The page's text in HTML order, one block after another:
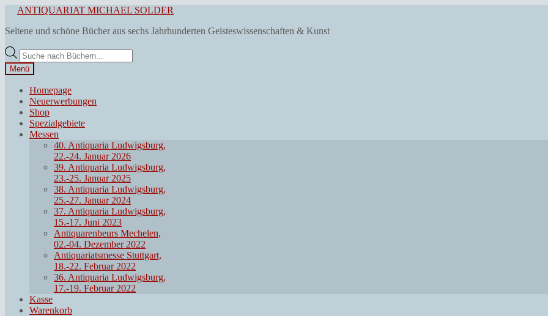
springen
Zum
springen
ANTIQUARIAT MICHAEL SOLDER
Seltene und schöne Bücher aus sechs Jahrhunderten Geisteswissenschaften & Kunst
Products
search
Menü
Homepage
Neuerwerbungen
Shop
Spezialgebiete
Messen
40. Antiquaria Ludwigsburg,
22.-24. Januar 2026
39. Antiquaria Ludwigsburg,
23.-25. Januar 2025
38. Antiquaria Ludwigsburg,
25.-27. Januar 2024
37. Antiquaria Ludwigsburg,
15.-17. Juni 2023
Antiquarenbeurs Mechelen,
02.-04. Dezember 2022
Antiquariatsmesse Stuttgart,
18.-22. Februar 2022
36. Antiquaria Ludwigsburg,
17.-19. Februar 2022
Kasse
Warenkorb